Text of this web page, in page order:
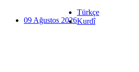
09 Ağustos 2026
Türkçe
Kurdî